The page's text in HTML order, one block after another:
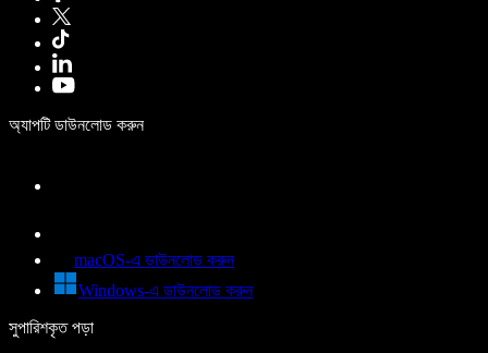
অ্যাপটি ডাউনলোড করুন
macOS-এ ডাউনলোড করুন
Windows-এ ডাউনলোড করুন
সুপারিশকৃত পড়া